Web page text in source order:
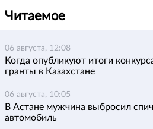
Читаемое
06 августа, 12:08
Когда опубликуют итоги
гранты в Казахстане
06 августа, 10:05
В Астане мужчина выбросил
автомобиль